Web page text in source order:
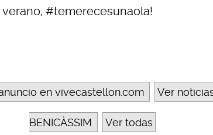
verano, #temerecesunaola!
en vivecastellon.com Ver
BENICÀSSIM Ver todas